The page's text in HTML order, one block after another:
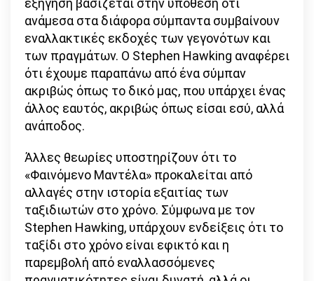
εξήγηση βασίζεται στην υπόθεση ότι
ανάμεσα στα διάφορα σύμπαντα συμβαίνουν
εναλλακτικές εκδοχές των γεγονότων και
των πραγμάτων. Ο Stephen Hawking αναφέρει
ότι έχουμε παραπάνω από ένα σύμπαν
ακριβώς όπως το δικό μας, που υπάρχει ένας
άλλος εαυτός, ακριβώς όπως είσαι εσύ, αλλά
ανάποδος.
Άλλες θεωρίες υποστηρίζουν ότι το
«Φαινόμενο Μαντέλα» προκαλείται από
αλλαγές στην ιστορία εξαιτίας των
ταξιδιωτών στο χρόνο. Σύμφωνα με τον
Stephen Hawking, υπάρχουν ενδείξεις ότι το
ταξίδι στο χρόνο είναι εφικτό και η
παρεμβολή από εναλλασσόμενες